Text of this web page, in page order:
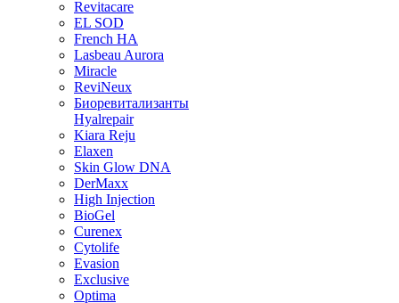
Revitacare
EL SOD
French HA
Lasbeau Aurora
Miracle
ReviNeux
Биоревитализанты
Hyalrepair
Kiara Reju
Elaxen
Skin Glow DNA
DerMaxx
High Injection
BioGel
Curenex
Cytolife
Evasion
Exclusive
Optima